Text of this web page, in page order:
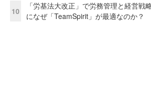
10
「労基法大改正」で労務管理と経営
になぜ「TeamSpirit」が最適なのか？